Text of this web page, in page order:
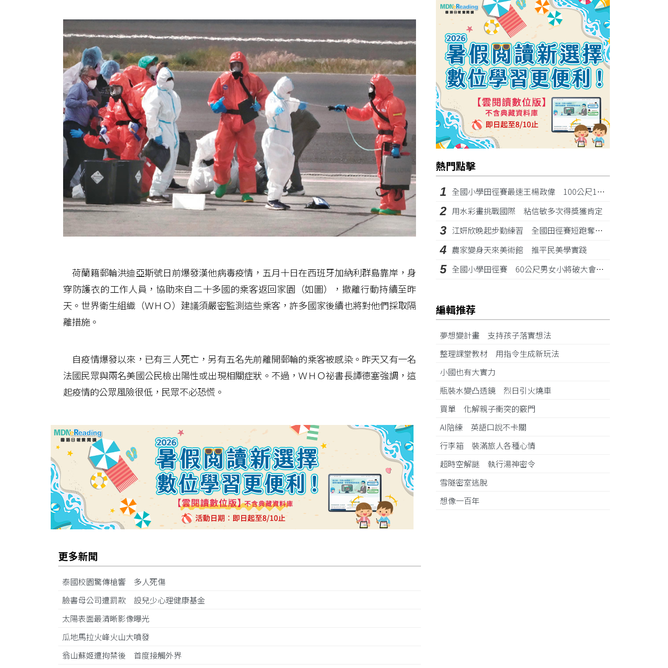
荷蘭籍郵輪洪迪亞斯號日前爆發漢他病毒疫情，五月十日在西班牙加納利群島靠岸，身
穿防護衣的工作人員，協助來自二十多國的乘客返回家園（如圖），撤離行動持續至昨
天。世界衛生組織（ＷＨＯ）建議須嚴密監測這些乘客，許多國家後續也將對他們採取隔
離措施。
自疫情爆發以來，已有三人死亡，另有五名先前離開郵輪的乘客被感染。昨天又有一名
法國民眾與兩名美國公民檢出陽性或出現相關症狀。不過，ＷＨＯ祕書長譚德塞強調，這
起疫情的公眾風險很低，民眾不必恐慌。
更多新聞
泰國校園驚傳槍響 多人死傷
臉書母公司遭罰款 設兒少心理健康基金
太陽表面最清晰影像曝光
瓜地馬拉火峰火山大噴發
翁山蘇姬遭拘禁後 首度接觸外界
熱門點擊
1 全國小學田徑賽最速王楊政偉 100公尺11秒87奪金
2 用水彩畫挑戰國際 粘信敏多次得獎獲肯定
3 江姸欣晚起步勤練習 全國田徑賽短跑奪金摘銅
4 農家變身天來美術館 推平民美學實踐
5 全國小學田徑賽 60公尺男女小將破大會紀錄
編輯推荐
夢想變計畫 支持孩子落實想法
整理課堂教材 用指令生成新玩法
小國也有大實力
瓶裝水變凸透鏡 烈日引火燒車
買單 化解親子衝突的竅門
AI陪練 英語口說不卡關
行李箱 裝滿旅人各種心情
超時空解謎 執行湯神密令
雪隧密室逃脫
想像一百年